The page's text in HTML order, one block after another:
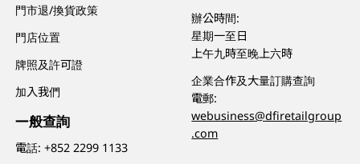
門市退/換貨政策
門店位置
牌照及許可證
加入我們
一般查詢
電話:+852 2299 1133
辦公時間:
星期一至日
上午九時至晚上六時
企業合作及大量訂購查詢
電郵:
webusiness@dfiretailgroup
.com